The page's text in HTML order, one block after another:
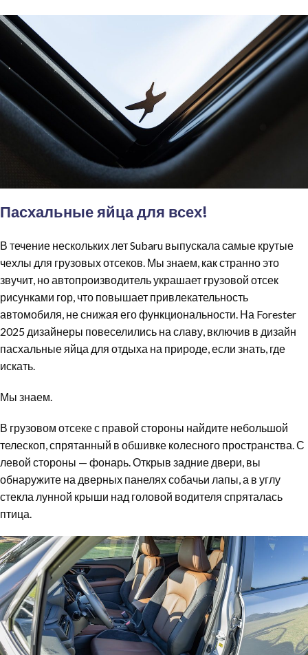
Пасхальные яйца для всех!
В течение нескольких лет Subaru выпускала самые крутые
чехлы для грузовых отсеков. Мы знаем, как странно это
звучит, но автопроизводитель украшает грузовой отсек
рисунками гор, что повышает привлекательность
автомобиля, не снижая его функциональности. На Forester
2025 дизайнеры повеселились на славу, включив в дизайн
пасхальные яйца для отдыха на природе, если знать, где
искать.
Мы знаем.
В грузовом отсеке с правой стороны найдите небольшой
телескоп, спрятанный в обшивке колесного пространства. С
левой стороны — фонарь. Открыв задние двери, вы
обнаружите на дверных панелях собачьи лапы, а в углу
стекла лунной крыши над головой водителя спряталась
птица.